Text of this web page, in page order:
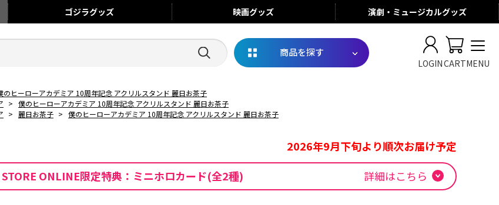
ゴジラグッズ 映画グッズ 演劇・ミュージカルグッズ
商品を探す
LOGINCARTMENU
のヒーローアカデミア 10周年記念 アクリルスタンド 麗日お茶子
> 僕のヒーローアカデミア 10周年記念 アクリルスタンド 麗日お茶子
> 麗日お茶子 > 僕のヒーローアカデミア 10周年記念 アクリルスタンド 麗日お茶子
2026年9月下旬より順次お届け予定
ONLINE限定特典：ミニホロカード(全2種)
詳細はこちら